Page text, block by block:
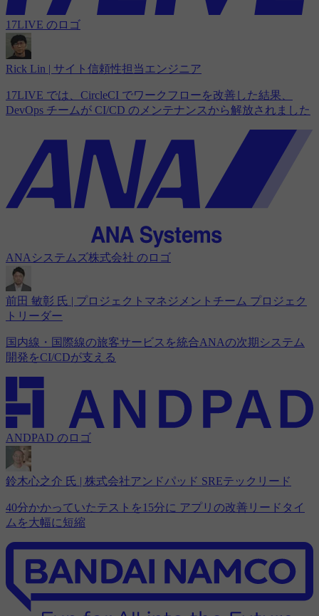
17LIVE のロゴ
Rick Lin | サイト信頼性担当エンジニア
17LIVE では、CircleCI でワークフローを改善した結果、
DevOps チームが CI/CD のメンテナンスから解放されました
ANAシステムズ株式会社 のロゴ
前田 敏彰 氏 | プロジェクトマネジメントチーム プロジェク
トリーダー
国内線・国際線の旅客サービスを統合ANAの次期システム
開発をCI/CDが支える
ANDPAD のロゴ
鈴木心之介 氏 | 株式会社アンドパッド SREテックリード
40分かかっていたテストを15分に アプリの改善リードタイ
ムを大幅に短縮